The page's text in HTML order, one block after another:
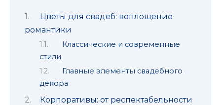
Цветы для свадеб: воплощение
романтики
Классические и современные
стили
Главные элементы свадебного
декора
Корпоративы: от респектабельности